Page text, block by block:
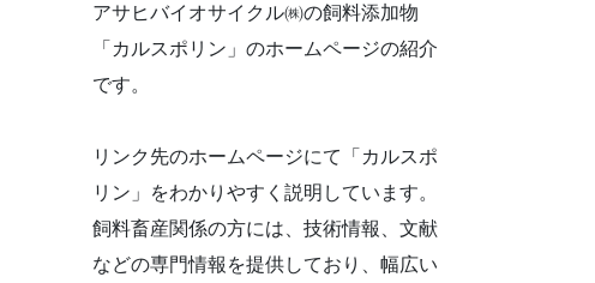
アサヒバイオサイクル㈱の飼料添加物
「カルスポリン」のホームページの紹介
です。
リンク先のホームページにて「カルスポ
リン」をわかりやすく説明しています。
飼料畜産関係の方には、技術情報、文献
などの専門情報を提供しており、幅広い